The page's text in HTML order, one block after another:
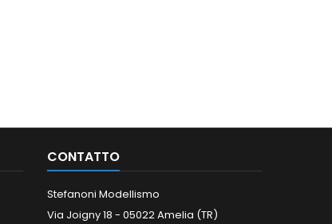
CONTATTO
Stefanoni Modellismo
Via Joigny 18 - 05022 Amelia (TR)